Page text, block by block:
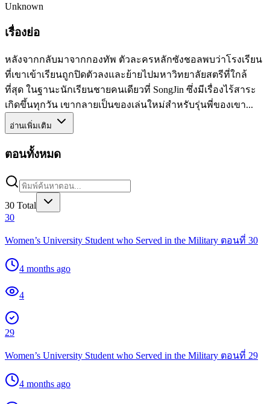
Unknown
เรื่องย่อ
หลังจากกลับมาจากกองทัพ ตัวละครหลักซังชอลพบว่าโรงเรียน
ที่เขาเข้าเรียนถูกปิดตัวลงและย้ายไปมหาวิทยาลัยสตรีที่ใกล้
ที่สุด ในฐานะนักเรียนชายคนเดียวที่ SongJin ซึ่งมีเรื่องไร้สาระ
เกิดขึ้นทุกวัน เขากลายเป็นของเล่นใหม่สำหรับรุ่นพี่ของเขา...
อ่านเพิ่มเติม
ตอนทั้งหมด
30 Total
30
Women’s University Student who Served in the Military ตอนที่ 30
4 months ago
4
29
Women’s University Student who Served in the Military ตอนที่ 29
4 months ago